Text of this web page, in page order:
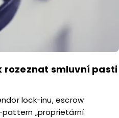
rozeznat smluvní pasti
lock-inu, escrow
pattern „proprietární